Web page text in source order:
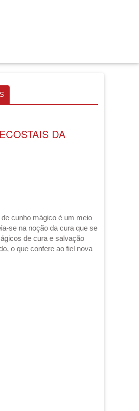
DA
cunho mágico é um meio
se na noção da cura que se
de cura e salvação
o que confere ao fiel nova